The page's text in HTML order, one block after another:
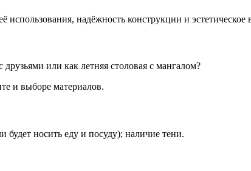
надёжность конструкции и эстетическое
или как летняя столовая с мангалом?
и выборе материалов.
носить еду и посуду); наличие тени.